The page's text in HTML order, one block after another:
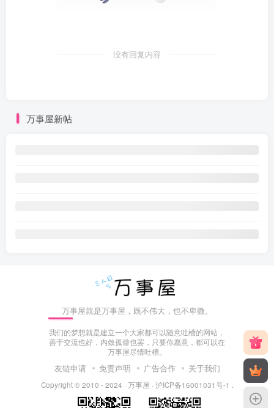
没有回复内容
万事屋新帖
万事屋就是万事屋，既不伟大，也不卑微。
我们的梦想就是建立一个大家都可以随意吐槽的网站，
善于交流也好，内敛孤僻也罢，只要你愿意，都可以在
万事屋尽情吐槽。
友链申请 免责声明 广告合作 关于我们
Copyright © 2010 - 2024 · 万事屋 · 沪ICP备16001031号-1